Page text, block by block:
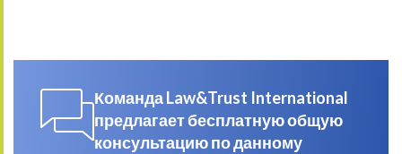
Команда Law&Trust International
предлагает бесплатную общую
консультацию по данному